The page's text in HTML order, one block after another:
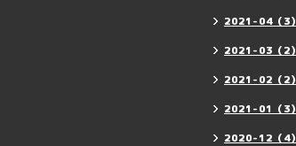
2021-04（3）
2021-03（2）
2021-02（2）
2021-01（3）
2020-12（4）